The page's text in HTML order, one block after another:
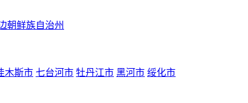
朝鲜族自治州
木斯市 七台河市 牡丹江市 黑河市 绥化市